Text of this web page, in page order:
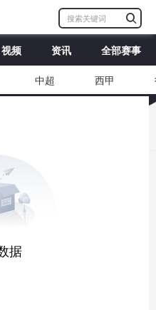
视频 资讯 全部赛事
中超 西甲
据